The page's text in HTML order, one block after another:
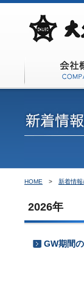
HOME > 新着情報
2026年
GW期間